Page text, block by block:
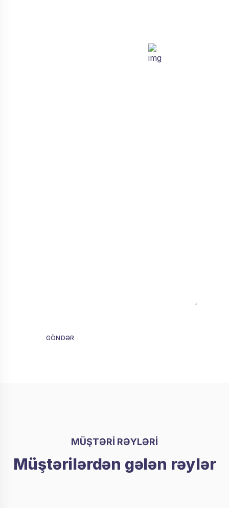
GÖNDƏR
MÜŞTƏRİ RƏYLƏRİ
Müştərilərdən gələn rəylər